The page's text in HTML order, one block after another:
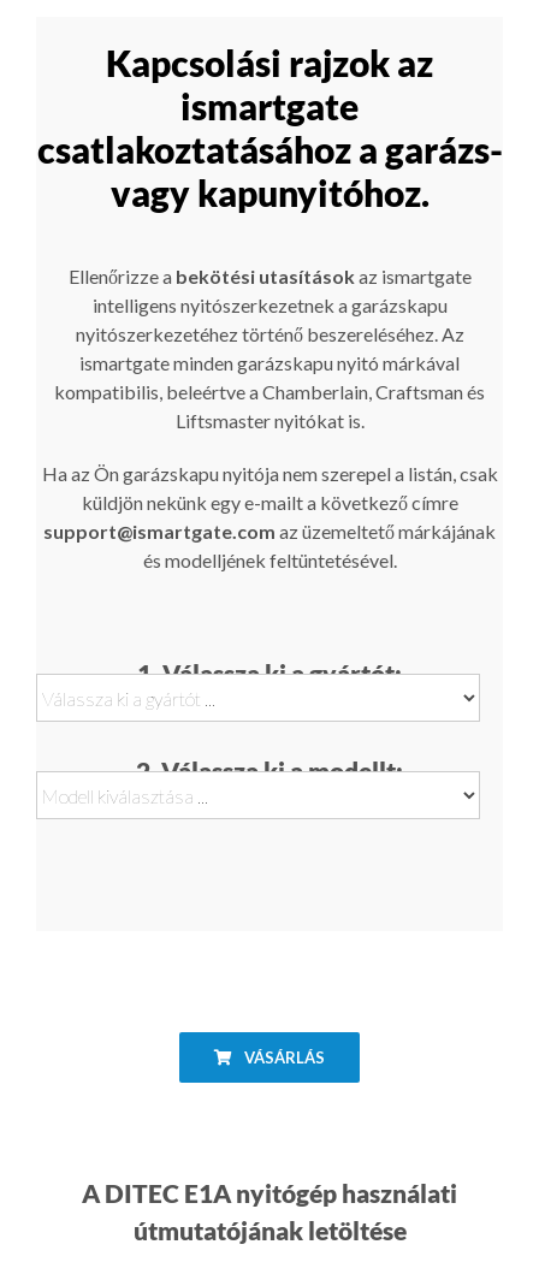
Kapcsolási rajzok az
ismartgate
csatlakoztatásához a garázs-
vagy kapunyitóhoz.
Ellenőrizze a bekötési utasításokaz ismartgate
intelligens nyitószerkezetnek a garázskapu
nyitószerkezetéhez történő beszereléséhez. Az
ismartgate minden garázskapu nyitó márkával
kompatibilis, beleértve a Chamberlain, Craftsman és
Liftsmaster nyitókat is.
Ha az Ön garázskapu nyitója nem szerepel a listán, csak
küldjön nekünk egy e-mailt a következő címre
support@ismartgate.com az üzemeltető márkájának
és modelljének feltüntetésével.
1. Válassza ki a gyártót:
2. Válassza ki a modellt:
VÁSÁRLÁS
A DITEC E1A nyitógép használati
útmutatójának letöltése